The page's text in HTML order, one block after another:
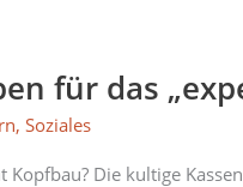
für das
,Soziales
Kopfbau? Die kultige